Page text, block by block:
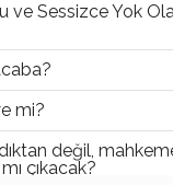
ve Sessizce Yok
mi?
değil,
çıkacak?